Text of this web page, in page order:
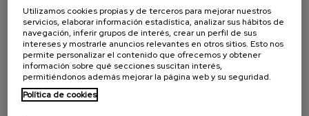
Utilizamos cookies propias y de terceros para mejorar nuestros
servicios, elaborar información estadística, analizar sus hábitos de
navegación, inferir grupos de interés, crear un perfil de sus
intereses y mostrarle anuncios relevantes en otros sitios. Esto nos
permite personalizar el contenido que ofrecemos y obtener
información sobre qué secciones suscitan interés,
permitiéndonos además mejorar la página web y su seguridad.
Política de cookies